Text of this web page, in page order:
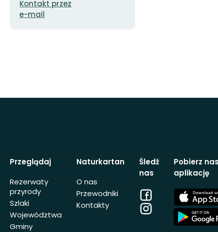
Kontakt przez
e-mail
Przeglądaj
Rezerwaty
przyrody
Szlaki
Województwa
Gminy
Naturkartan
O nas
Przewodniki
Kontakty
Śledź
nas
Facebook
Instagram
Pobierz
aplikację
App
Store
App
Store